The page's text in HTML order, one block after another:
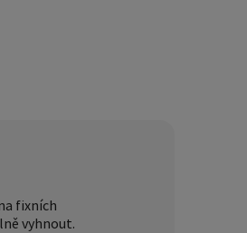
fixních
vyhnout.